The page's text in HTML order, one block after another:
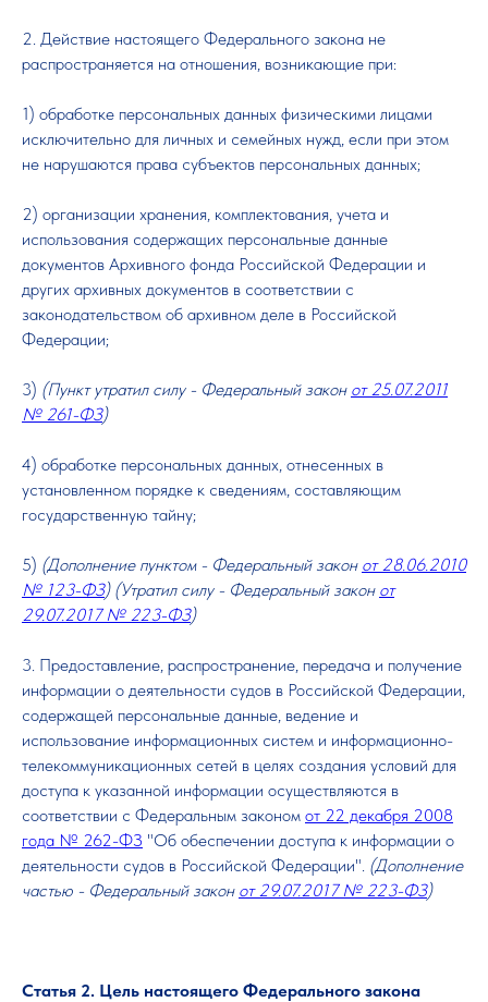
2. Действие настоящего Федерального закона не
распространяется на отношения, возникающие при:
1) обработке персональных данных физическими лицами
исключительно для личных и семейных нужд, если при этом
не нарушаются права субъектов персональных данных;
2) организации хранения, комплектования, учета и
использования содержащих персональные данные
документов Архивного фонда Российской Федерации и
других архивных документов в соответствии с
законодательством об архивном деле в Российской
Федерации;
3) (Пункт утратил силу - Федеральный закон от 25.07.2011
№ 261-ФЗ)
4) обработке персональных данных, отнесенных в
установленном порядке к сведениям, составляющим
государственную тайну;
5) (Дополнение пунктом - Федеральный закон от 28.06.2010
№ 123-ФЗ) (Утратил силу - Федеральный закон от
29.07.2017 № 223-ФЗ)
3. Предоставление, распространение, передача и получение
информации о деятельности судов в Российской Федерации,
содержащей персональные данные, ведение и
использование информационных систем и информационно-
телекоммуникационных сетей в целях создания условий для
доступа к указанной информации осуществляются в
соответствии с Федеральным законом от 22 декабря 2008
года № 262-ФЗ "Об обеспечении доступа к информации о
деятельности судов в Российской Федерации". (Дополнение
частью - Федеральный закон от 29.07.2017 № 223-ФЗ)
Статья 2. Цель настоящего Федерального закона